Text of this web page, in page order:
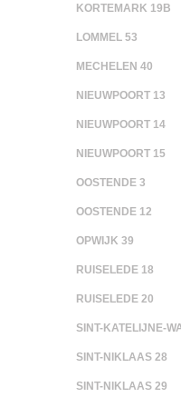
KORTEMARK 19B
LOMMEL 53
MECHELEN 40
NIEUWPOORT 13
NIEUWPOORT 14
NIEUWPOORT 15
OOSTENDE 3
OOSTENDE 12
OPWIJK 39
RUISELEDE 18
RUISELEDE 20
SINT-KATELIJNE-
SINT-NIKLAAS 28
SINT-NIKLAAS 29